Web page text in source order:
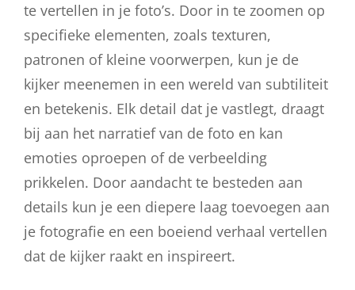
te vertellen in je foto’s. Door in te zoomen op
specifieke elementen, zoals texturen,
patronen of kleine voorwerpen, kun je de
kijker meenemen in een wereld van subtiliteit
en betekenis. Elk detail dat je vastlegt, draagt
bij aan het narratief van de foto en kan
emoties oproepen of de verbeelding
prikkelen. Door aandacht te besteden aan
details kun je een diepere laag toevoegen aan
je fotografie en een boeiend verhaal vertellen
dat de kijker raakt en inspireert.